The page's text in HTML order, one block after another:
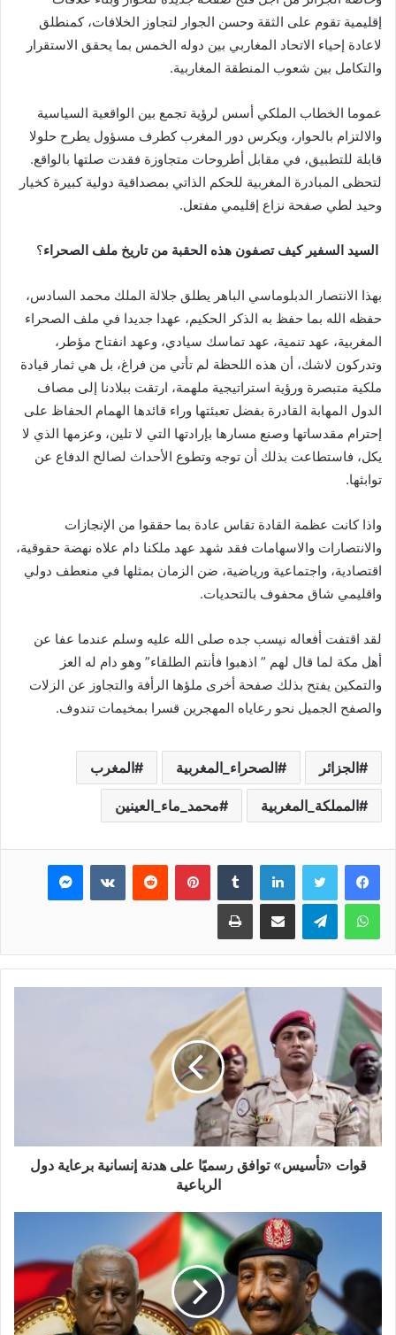
إقليمية تقوم على الثقة وحسن الجوار لتجاوز الخلافات، كمنطلق
لاعادة إحياء الاتحاد المغاربي بين دوله الخمس بما يحقق الاستقرار
والتكامل بين شعوب المنطقة المغاربية.
عموما الخطاب الملكي أسس لرؤية تجمع بين الواقعية السياسية
والالتزام بالحوار، ويكرس دور المغرب كطرف مسؤول يطرح حلولا
قابلة للتطبيق، في مقابل أطروحات متجاوزة فقدت صلتها بالواقع.
لتحظى المبادرة المغربية للحكم الذاتي بمصداقية دولية كبيرة كخيار
وحيد لطي صفحة نزاع إقليمي مفتعل.
السيد السفير كيف تصفون هذه الحقبة من تاريخ ملف الصحراء؟
بهذا الانتصار الدبلوماسي الباهر يطلق جلالة الملك محمد السادس،
حفظه الله بما حفظ به الذكر الحكيم، عهدا جديدا في ملف الصحراء
المغربية، عهد تنمية، عهد تماسك سيادي، وعهد انفتاح مؤطر،
وتدركون لاشك، أن هذه اللحظة لم تأتي من فراغ، بل هي ثمار قيادة
ملكية متبصرة ورؤية استراتيجية ملهمة، ارتقت ببلادنا إلى مصاف
الدول المهابة القادرة بفضل تعبئتها وراء قائدها الهمام الحفاظ على
إحترام مقدساتها وصنع مسارها بإرادتها التي لا تلين، وعزمها الذي لا
يكل، فاستطاعت بذلك أن توجه وتطوع الأحداث لصالح الدفاع عن
توابثها.
واذا كانت عظمة القادة تقاس عادة بما حققوا من الإنجازات
والانتصارات والاسهامات فقد شهد عهد ملكنا دام علاه نهضة حقوقية،
اقتصادية، واجتماعية ورياضية، ضن الزمان بمثلها في منعطف دولي
واقليمي شاق محفوف بالتحديات.
لقد اقتفت أفعاله نيسب جده صلى الله عليه وسلم عندما عفا عن
أهل مكة لما قال لهم ” اذهبوا فأنتم الطلقاء” وهو دام له العز
والتمكين يفتح بذلك صفحة أخرى ملؤها الرأفة والتجاوز عن الزلات
والصفح الجميل نحو رعاياه المهجرين قسرا بمخيمات تندوف.
الجزائر الصحراء_المغربية المغرب
المملكة_المغربية محمد_ماء_العينين
فيسبوك تويتر لينكدإن بينتيريست ماسنجر
واتساب تيلقرام مشاركة عبر البريد طباعة
قوات «تأسيس» توافق رسميًا على هدنة إنسانية برعاية دول
الرباعية